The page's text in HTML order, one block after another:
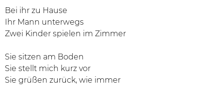
Bei ihr zu Hause
Ihr Mann unterwegs
Zwei Kinder spielen im Zimmer
Sie sitzen am Boden
Sie stellt mich kurz vor
Sie grüßen zurück, wie immer